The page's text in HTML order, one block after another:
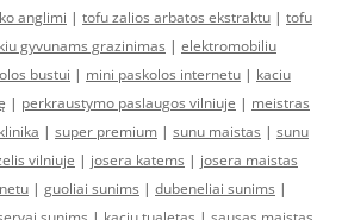
anglimi | tofu zalios arbatos ekstraktu | tofu
gyvunams grazinimas | elektromobiliu
bustui | mini paskolos internetu | kaciu
| perkraustymo paslaugos vilniuje | meistras
| super premium | sunu maistas | sunu
vilniuje | josera katems | josera maistas
| guoliai sunims | dubeneliai sunims |